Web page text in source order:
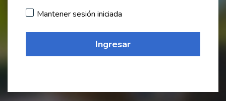
Mantener sesión iniciada
Ingresar